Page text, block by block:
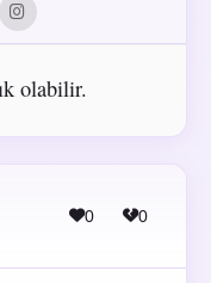
olabilir.
0 0